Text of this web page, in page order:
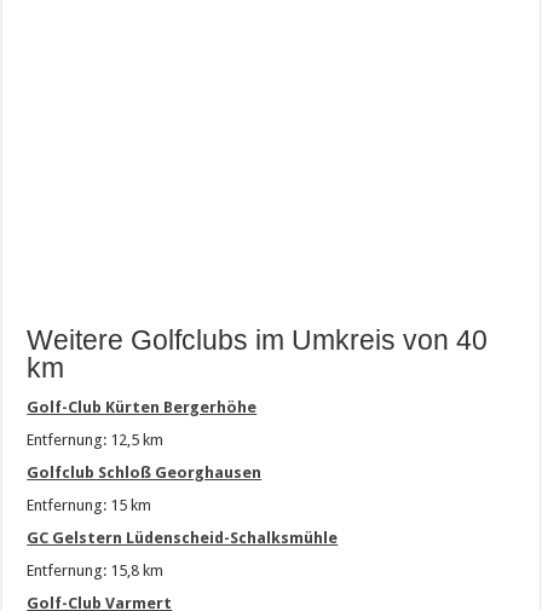
Weitere Golfclubs im Umkreis von 40
km
Golf-Club Kürten Bergerhöhe
Entfernung: 12,5 km
Golfclub Schloß Georghausen
Entfernung: 15 km
GC Gelstern Lüdenscheid-Schalksmühle
Entfernung: 15,8 km
Golf-Club Varmert